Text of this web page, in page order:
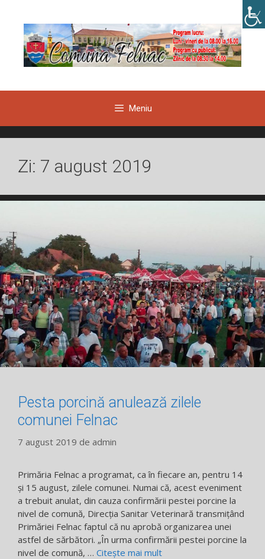
conținut
Meniu
Zi: 7 august 2019
Pesta porcină anulează zilele
comunei Felnac
7 august 2019 de admin
Primăria Felnac a programat, ca în fiecare an, pentru 14
și 15 august, zilele comunei. Numai că, acest eveniment
a trebuit anulat, din cauza confirmării pestei porcine la
nivel de comună, Direcția Sanitar Veterinară transmițând
Primăriei Felnac faptul că nu aprobă organizarea unei
astfel de sărbători. „În urma confirmării pestei porcine la
nivel de comună, … Citește mai mult